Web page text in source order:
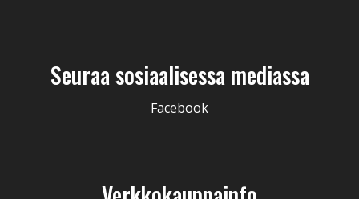
Seuraa sosiaalisessa mediassa
Facebook